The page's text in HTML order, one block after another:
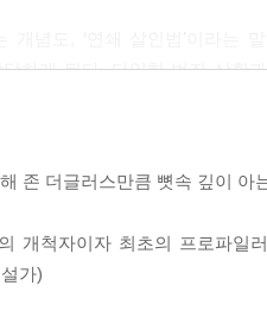
등을 쓰고 취조실에는 한 번에
하는 척하라. 용의자가 무슨
하게 된다. 다양한 범죄 상황
은 영화와 소설에서 존재감
지 않는다)가 있음을 알게 된
하던 당시만 해도 미국 경찰은
존 더글러스만큼 뼛속 깊이
개척자이자 최초의 프로파
가)